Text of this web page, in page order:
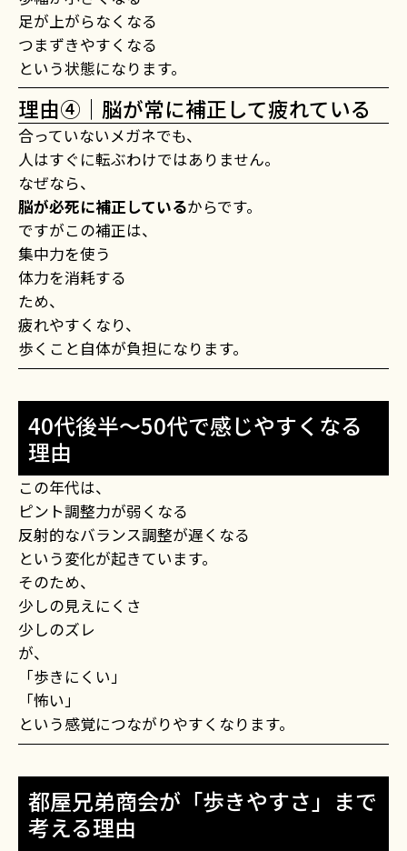
足が上がらなくなる
つまずきやすくなる
という状態になります。
理由④｜脳が常に補正して疲れている
合っていないメガネでも、
人はすぐに転ぶわけではありません。
なぜなら、
脳が必死に補正しているからです。
ですがこの補正は、
集中力を使う
体力を消耗する
ため、
疲れやすくなり、
歩くこと自体が負担になります。
40代後半〜50代で感じやすくなる
理由
この年代は、
ピント調整力が弱くなる
反射的なバランス調整が遅くなる
という変化が起きています。
そのため、
少しの見えにくさ
少しのズレ
が、
「歩きにくい」
「怖い」
という感覚につながりやすくなります。
都屋兄弟商会が「歩きやすさ」まで
考える理由